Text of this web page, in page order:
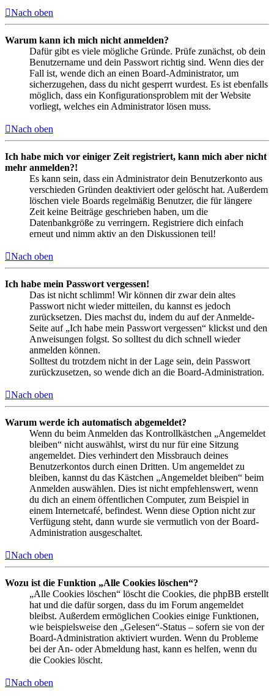
Nach oben
Warum kann ich mich nicht anmelden?
Dafür gibt es viele mögliche Gründe. Prüfe zunächst, ob dein
Benutzername und dein Passwort richtig sind. Wenn dies der
Fall ist, wende dich an einen Board-Administrator, um
sicherzugehen, dass du nicht gesperrt wurdest. Es ist ebenfalls
möglich, dass ein Konfigurationsproblem mit der Website
vorliegt, welches ein Administrator lösen muss.
Nach oben
Ich habe mich vor einiger Zeit registriert, kann mich aber nicht
mehr anmelden?!
Es kann sein, dass ein Administrator dein Benutzerkonto aus
verschieden Gründen deaktiviert oder gelöscht hat. Außerdem
löschen viele Boards regelmäßig Benutzer, die für längere
Zeit keine Beiträge geschrieben haben, um die
Datenbankgröße zu verringern. Registriere dich einfach
erneut und nimm aktiv an den Diskussionen teil!
Nach oben
Ich habe mein Passwort vergessen!
Das ist nicht schlimm! Wir können dir zwar dein altes
Passwort nicht wieder mitteilen, du kannst es jedoch
zurücksetzen. Dies machst du, indem du auf der Anmelde-
Seite auf „Ich habe mein Passwort vergessen“ klickst und den
Anweisungen folgst. So solltest du dich schnell wieder
anmelden können.
Solltest du trotzdem nicht in der Lage sein, dein Passwort
zurückzusetzen, so wende dich an die Board-Administration.
Nach oben
Warum werde ich automatisch abgemeldet?
Wenn du beim Anmelden das Kontrollkästchen „Angemeldet
bleiben“ nicht auswählst, wirst du nur für eine Sitzung
angemeldet. Dies verhindert den Missbrauch deines
Benutzerkontos durch einen Dritten. Um angemeldet zu
bleiben, kannst du das Kästchen „Angemeldet bleiben“ beim
Anmelden auswählen. Dies ist nicht empfehlenswert, wenn
du dich an einem öffentlichen Computer, zum Beispiel in
einem Internetcafé, befindest. Wenn diese Option nicht zur
Verfügung steht, dann wurde sie vermutlich von der Board-
Administration ausgeschaltet.
Nach oben
Wozu ist die Funktion „Alle Cookies löschen“?
„Alle Cookies löschen“ löscht die Cookies, die phpBB erstellt
hat und die dafür sorgen, dass du im Forum angemeldet
bleibst. Außerdem ermöglichen Cookies einige Funktionen,
wie beispielsweise den „Gelesen“-Status – sofern sie von der
Board-Administration aktiviert wurden. Wenn du Probleme
bei der An- oder Abmeldung hast, kann es helfen, wenn du
die Cookies löscht.
Nach oben